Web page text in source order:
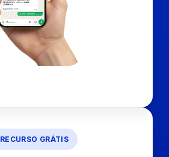
RECURSO GRÁTIS